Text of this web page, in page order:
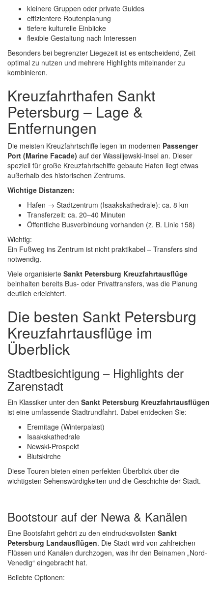
kleinere Gruppen oder private Guides
effizientere Routenplanung
tiefere kulturelle Einblicke
flexible Gestaltung nach Interessen
Besonders bei begrenzter Liegezeit ist es entscheidend, Zeit
optimal zu nutzen und mehrere Highlights miteinander zu
kombinieren.
Kreuzfahrthafen Sankt
Petersburg – Lage &
Entfernungen
Die meisten Kreuzfahrtschiffe legen im modernen Passenger
Port (Marine Facade) auf der Wassiljewski-Insel an. Dieser
speziell für große Kreuzfahrtschiffe gebaute Hafen liegt etwas
außerhalb des historischen Zentrums.
Wichtige Distanzen:
Hafen → Stadtzentrum (Isaakskathedrale): ca. 8 km
Transferzeit: ca. 20–40 Minuten
Öffentliche Busverbindung vorhanden (z. B. Linie 158)
Wichtig:
Ein Fußweg ins Zentrum ist nicht praktikabel – Transfers sind
notwendig.
Viele organisierte Sankt Petersburg Kreuzfahrtausflüge
beinhalten bereits Bus- oder Privattransfers, was die Planung
deutlich erleichtert.
Die besten Sankt Petersburg
Kreuzfahrtausflüge im
Überblick
Stadtbesichtigung – Highlights der
Zarenstadt
Ein Klassiker unter den Sankt Petersburg Kreuzfahrtausflügen
ist eine umfassende Stadtrundfahrt. Dabei entdecken Sie:
Eremitage (Winterpalast)
Isaakskathedrale
Newski-Prospekt
Blutskirche
Diese Touren bieten einen perfekten Überblick über die
wichtigsten Sehenswürdigkeiten und die Geschichte der Stadt.
Bootstour auf der Newa & Kanälen
Eine Bootsfahrt gehört zu den eindrucksvollsten Sankt
Petersburg Landausflügen. Die Stadt wird von zahlreichen
Flüssen und Kanälen durchzogen, was ihr den Beinamen „Nord-
Venedig“ eingebracht hat.
Beliebte Optionen: